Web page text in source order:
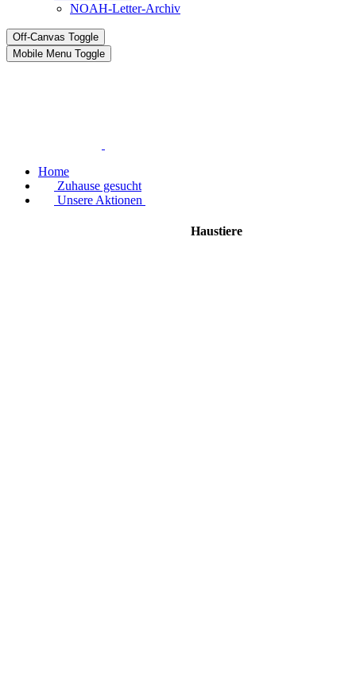
NOAH-Letter-Archiv
Off-Canvas Toggle
Mobile Menu Toggle
Home
Zuhause gesucht
Unsere Aktionen
Haustiere